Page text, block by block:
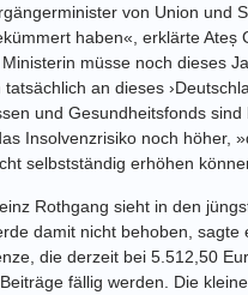
von Union und
haben«, erklärte
müsse noch dieses
an dieses
und Gesundheitsfonds
Insolvenzrisiko noch höher,
selbstständig erhöhen
Rothgang sieht in den
damit nicht behoben,
die derzeit bei 5.512,50
fällig werden. Die